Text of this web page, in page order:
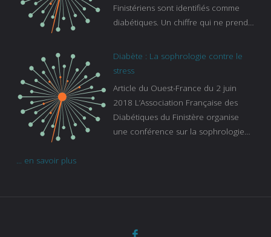
Finistériens sont identifiés comme
diabétiques. Un chiffre qui ne prend
s’ignorent. « C’est une pathologie qui
continue à augmenter, souligne
de la Caisse primaire d’assurance-
maladie. C’est aussi une pathologie
qui peut être handicapante et coûte
cher quand on sait que 37 % des
Diabète : La sophrologie contre le
stress
Article du Ouest-France du 2 juin
2018 L’Association Française des
Diabétiques du Finistère organise
une conférence sur la sophrologie
... en savoir plus